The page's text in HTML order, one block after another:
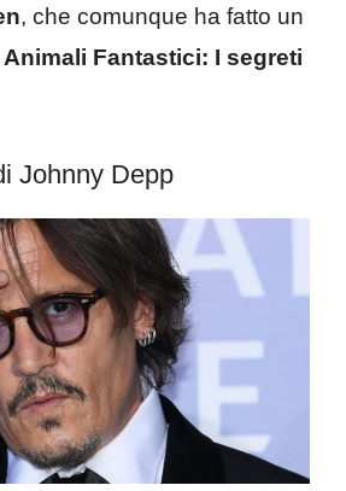
, che comunque ha fatto un
Animali Fantastici: I segreti
Johnny Depp